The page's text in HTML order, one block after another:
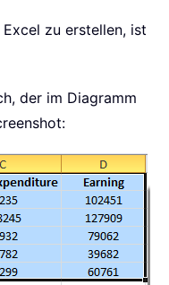
zu erstellen, ist
der im Diagramm